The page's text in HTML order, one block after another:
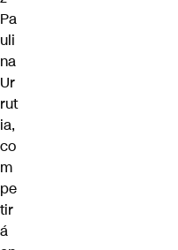
Pa
uli
na
Ur
rut
ia,
co
m
pe
tir
á